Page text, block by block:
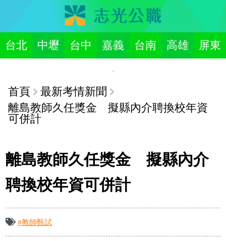
台北 中壢 台中 嘉義 台南 高雄 屏東
首頁
最新考情新聞
離島教師久任獎金 擬縣內介聘換校年資
可併計
離島教師久任獎金 擬縣內介
聘換校年資可併計
#教師甄試